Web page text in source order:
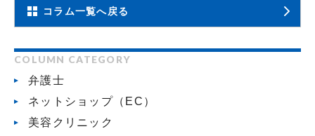
コラム一覧へ戻る
COLUMN CATEGORY
弁護士
ネットショップ（EC）
美容クリニック